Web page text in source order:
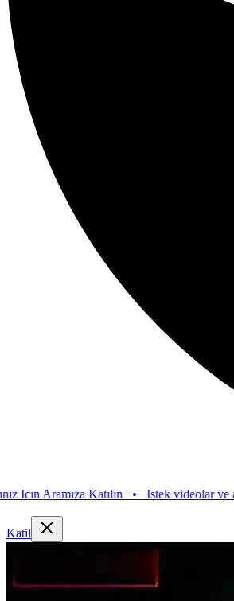
Katılın•Istek videolar ve adres için
Katil